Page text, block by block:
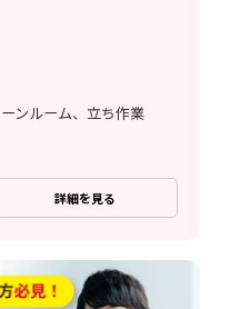
ンルーム、立ち作業
詳細を見る